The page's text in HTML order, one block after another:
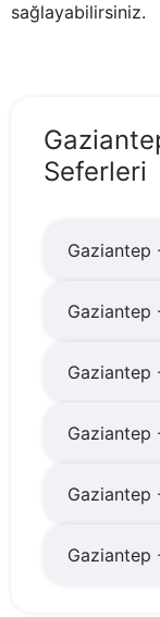
sağlayabilirsiniz.
Seferleri
Gaziantep
Gaziantep
Gaziantep
Gaziantep
Gaziantep
Gaziantep